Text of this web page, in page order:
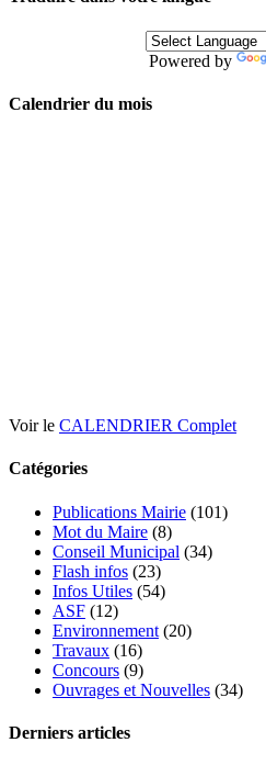
Powered by
Calendrier du mois
Voir le CALENDRIER Complet
Catégories
Publications Mairie (101)
Mot du Maire (8)
Conseil Municipal (34)
Flash infos (23)
Infos Utiles (54)
ASF (12)
Environnement (20)
Travaux (16)
Concours (9)
Ouvrages et Nouvelles (34)
Derniers articles